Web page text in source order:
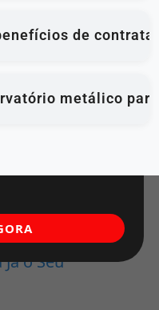
de
metálico
o Seu